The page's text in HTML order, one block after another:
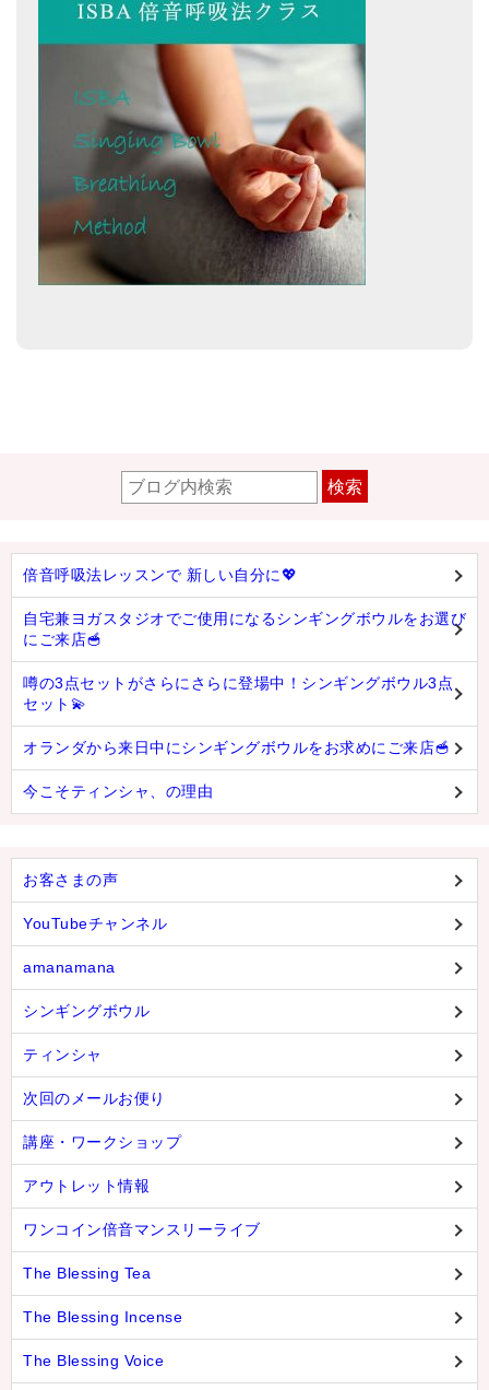
検索
倍音呼吸法レッスンで 新しい自分に💖
自宅兼ヨガスタジオでご使用になるシンギングボウルをお選び
にご来店🥣
噂の3点セットがさらにさらに登場中！シンギングボウル3点
セット💫
オランダから来日中にシンギングボウルをお求めにご来店🥣
今こそティンシャ、の理由
お客さまの声
YouTubeチャンネル
amanamana
シンギングボウル
ティンシャ
次回のメールお便り
講座・ワークショップ
アウトレット情報
ワンコイン倍音マンスリーライブ
The Blessing Tea
The Blessing Incense
The Blessing Voice